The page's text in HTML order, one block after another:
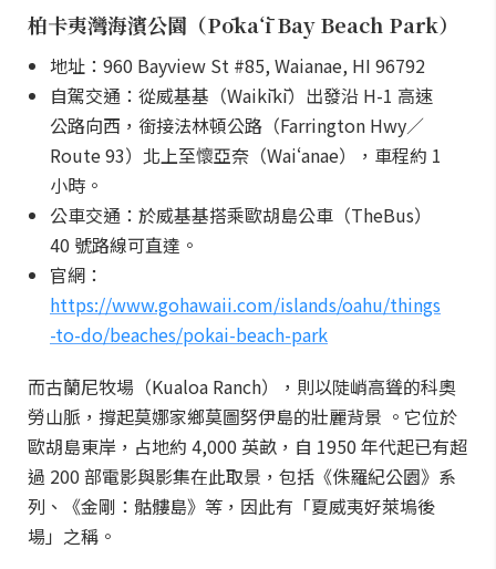
柏卡夷灣海濱公園（Pōkaʻī Bay Beach Park）
地址：960 Bayview St #85, Waianae, HI 96792
自駕交通：從威基基（Waikīkī）出發沿 H-1 高速
公路向西，銜接法林頓公路（Farrington Hwy／
Route 93）北上至懷亞奈（Waiʻanae），車程約 1
小時。
公車交通：於威基基搭乘歐胡島公車（TheBus）
40 號路線可直達。
官網：
https://www.gohawaii.com/islands/oahu/things
-to-do/beaches/pokai-beach-park
而古蘭尼牧場（Kualoa Ranch），則以陡峭高聳的科奧
勞山脈，撐起莫娜家鄉莫圖努伊島的壯麗背景 。它位於
歐胡島東岸，占地約 4,000 英畝，自 1950 年代起已有超
過 200 部電影與影集在此取景，包括《侏羅紀公園》系
列、《金剛：骷髏島》等，因此有「夏威夷好萊塢後
場」之稱。